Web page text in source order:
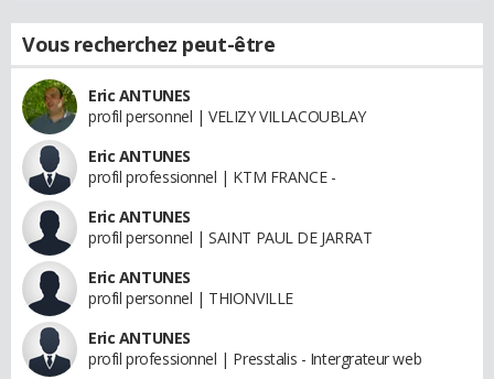
Vous recherchez peut-être
Eric ANTUNES
profil personnel | VELIZY VILLACOUBLAY
Eric ANTUNES
profil professionnel | KTM FRANCE -
Eric ANTUNES
profil personnel | SAINT PAUL DE JARRAT
Eric ANTUNES
profil personnel | THIONVILLE
Eric ANTUNES
profil professionnel | Presstalis - Intergrateur web